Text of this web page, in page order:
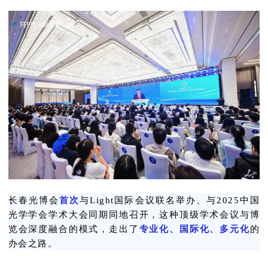
长春光博会首次与Light国际会议联名举办、与2025中国
光学学会学术大会同期同地召开，这种顶级学术会议与博
览会深度融合的模式，走出了 专业化、国际化、多元化的
办会之路。